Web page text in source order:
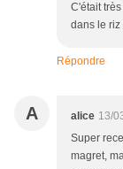
C'était
dans le riz
Répondre
A alice 13/
Super
magret,